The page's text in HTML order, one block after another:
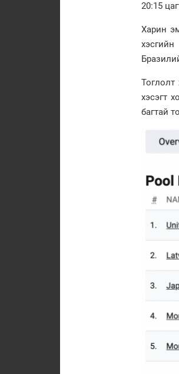
20:15
Харин
хэсэгт
багтай